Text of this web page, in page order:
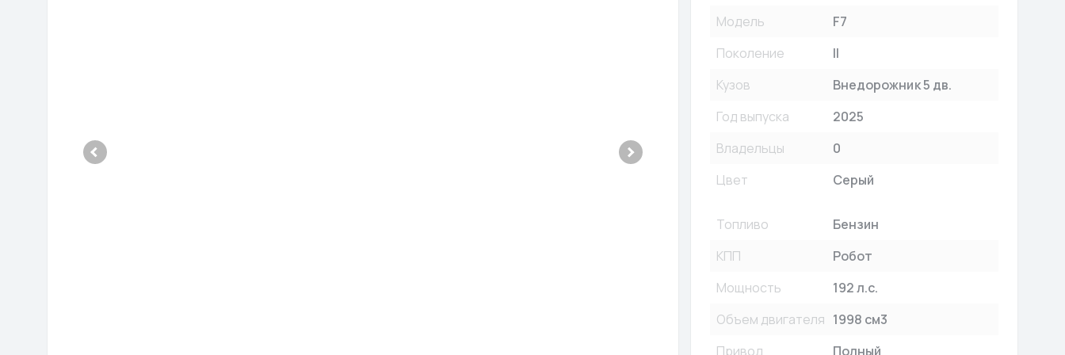
Модель
F7
Поколение
II
Кузов
Внедорожник 5 дв.
Год выпуска
2025
Владельцы
0
Цвет
Серый
Топливо
Бензин
КПП
Робот
Мощность
192 л.с.
Объем двигателя 1998 см3
Привод
Полный